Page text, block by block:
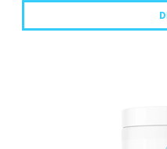
Lazarus™ Joint Blend
na trhu v segmentu kloubní